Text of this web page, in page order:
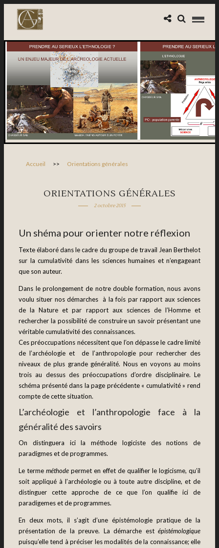
Accueil >> Orientations générales
ORIENTATIONS GÉNÉRALES
2 octobre 2015
Un shéma pour orienter notre réflexion
Texte élaboré dans le cadre du groupe de travail Jean Berthelot
sur la cumulativité dans les sciences humaines et n’engageant
que son auteur.
Dans le prolongement de notre double formation, nous avons
voulu situer nos démarches à la fois par rapport aux sciences
de la Nature et par rapport aux sciences de l’Homme et
rechercher la possibilité de construire un savoir présentant une
véritable cumulativité des connaissances.
Ces préoccupations nécessitent que l’on dépasse le cadre limité
de l’archéologie et de l’anthropologie pour rechercher des
niveaux de plus grande généralité. Nous en voyons au moins
trois au dessus des préoccupations d’ordre disciplinaire. Le
schéma présenté dans la page précédente « cumulativité » rend
compte de cette situation.
L’archéologie et l’anthropologie face à la
généralité des savoirs
On distinguera ici la méthode logiciste des notions de
paradigmes et de programmes.
Le terme méthode permet en effet de qualifier le logicisme, qu’il
soit appliqué à l’archéologie ou à toute autre discipline, et de
distinguer cette approche de ce que l’on qualifie ici de
paradigemes et de programmes.
En deux mots, il s’agit d’une épistémologie pratique de la
présentation de la preuve. La démarche estépistémologique
puisqu’elle tend à préciser les modalités de la connaissance; elle